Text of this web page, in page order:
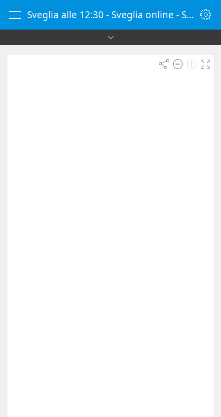
Sveglia alle 12:30 - Sveglia online - SvegliaOnline.it